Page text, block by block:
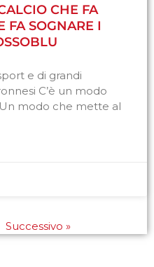
CHE FA
FA SOGNARE I
e di grandi
C’è un modo
modo che mette al
Successivo »